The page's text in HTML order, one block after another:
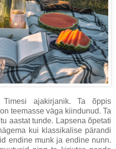
ajakirjanik. Ta õppis
teemasse väga kiindunud. Ta
aastat tunde. Lapsena õpetati
kui klassikalise pärandi
endine munk ja endine nunn.